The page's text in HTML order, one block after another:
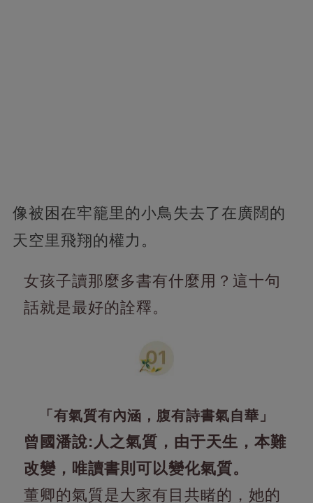
像被困在牢籠里的小鳥失去了在廣闊的
天空里飛翔的權力。
女孩子讀那麼多書有什麼用？這十句
話就是最好的詮釋。
「有氣質有內涵，腹有詩書氣自華」
曾國潘說:人之氣質，由于天生，本難
改變，唯讀書則可以變化氣質。
董卿的氣質是大家有目共睹的，她的